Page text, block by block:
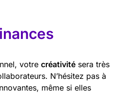
votre créativité sera très
N’hésitez pas à
même si elles